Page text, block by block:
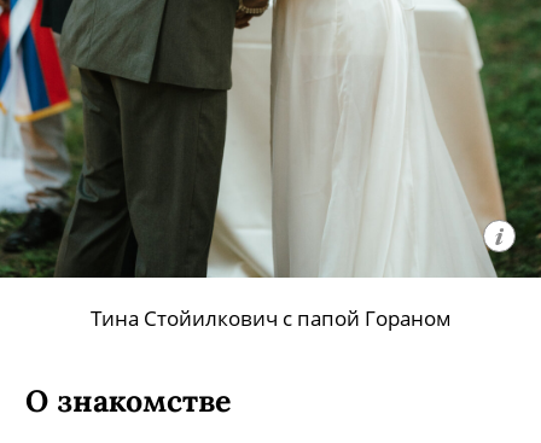
Тина Стойилкович с папой Гораном
О знакомстве